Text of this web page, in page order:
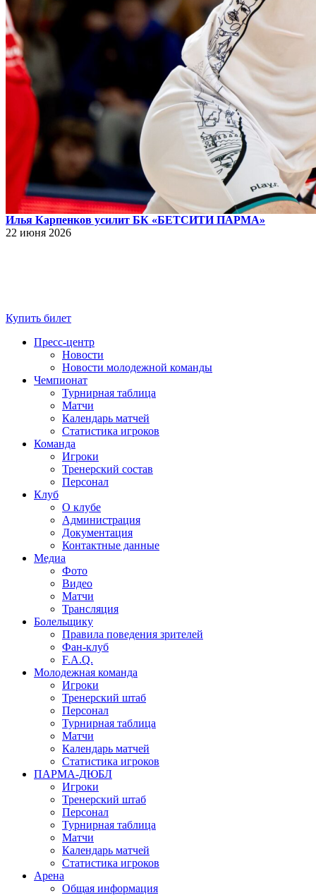
Илья Карпенков усилит БК «БЕТСИТИ ПАРМА»
22 июня 2026
Купить билет
Пресс-центр
Новости
Новости молодежной команды
Чемпионат
Турнирная таблица
Матчи
Календарь матчей
Статистика игроков
Команда
Игроки
Тренерский состав
Персонал
Клуб
О клубе
Администрация
Документация
Контактные данные
Медиа
Фото
Видео
Матчи
Трансляция
Болельщику
Правила поведения зрителей
Фан-клуб
F.A.Q.
Молодежная команда
Игроки
Тренерский штаб
Персонал
Турнирная таблица
Матчи
Календарь матчей
Статистика игроков
ПАРМА-ДЮБЛ
Игроки
Тренерский штаб
Персонал
Турнирная таблица
Матчи
Календарь матчей
Статистика игроков
Арена
Общая информация